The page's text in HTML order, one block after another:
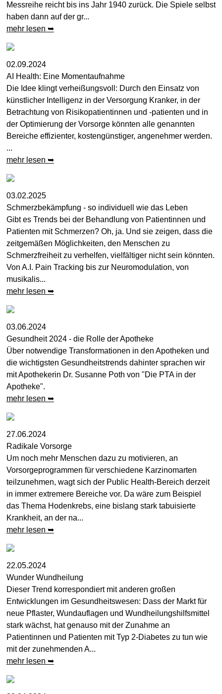
Messreihe reicht bis ins Jahr 1940 zurück. Die Spiele selbst
haben dann auf der gr...
mehr lesen ➥
02.09.2024
AI Health: Eine Momentaufnahme
Die Idee klingt verheißungsvoll: Durch den Einsatz von
künstlicher Intelligenz in der Versorgung Kranker, in der
Betrachtung von Risikopatientinnen und -patienten und in
der Optimierung der Vorsorge könnten alle genannten
Bereiche effizienter, kostengünstiger, angenehmer werden.
...
mehr lesen ➥
03.02.2025
Schmerzbekämpfung - so individuell wie das Leben
Gibt es Trends bei der Behandlung von Patientinnen und
Patienten mit Schmerzen? Oh, ja. Und sie zeigen, dass die
zeitgemäßen Möglichkeiten, den Menschen zu
Schmerzfreiheit zu verhelfen, vielfältiger nicht sein könnten.
Von A.I. Pain Tracking bis zur Neuromodulation, von
musikalis...
mehr lesen ➥
03.06.2024
Gesundheit 2024 - die Rolle der Apotheke
Über notwendige Transformationen in den Apotheken und
die wichtigsten Gesundheitstrends dahinter sprachen wir
mit Apothekerin Dr. Susanne Poth von "Die PTA in der
Apotheke".
mehr lesen ➥
27.06.2024
Radikale Vorsorge
Um noch mehr Menschen dazu zu motivieren, an
Vorsorgeprogrammen für verschiedene Karzinomarten
teilzunehmen, wagt sich der Public Health-Bereich derzeit
in immer extremere Bereiche vor. Da wäre zum Beispiel
das Thema Hodenkrebs, eine bislang stark tabuisierte
Krankheit, an der na...
mehr lesen ➥
22.05.2024
Wunder Wundheilung
Dieser Trend korrespondiert mit anderen großen
Entwicklungen im Gesundheitswesen: Dass der Markt für
neue Pflaster, Wundauflagen und Wundheilungshilfsmittel
stark wächst, hat genauso mit der Zunahme an
Patientinnen und Patienten mit Typ 2-Diabetes zu tun wie
mit der zunehmenden A...
mehr lesen ➥